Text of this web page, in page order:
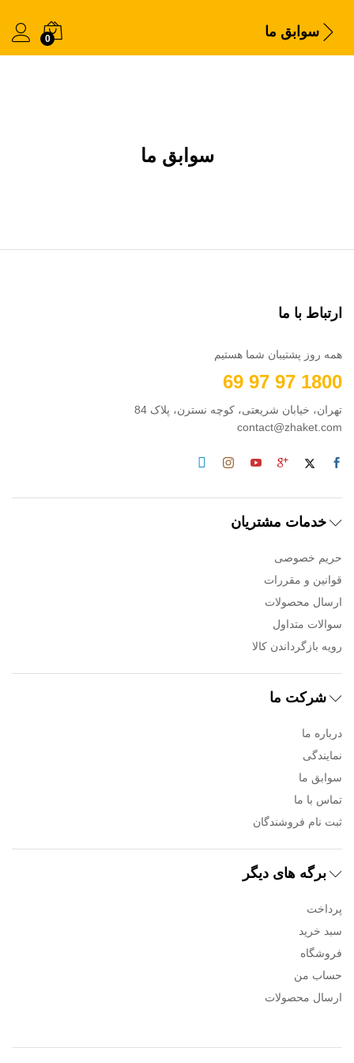
سوابق ما 0
سوابق ما
ارتباط با ما
همه روز پشتیبان شما هستیم
1800 97 97 69
تهران، خیابان شریعتی، کوچه نسترن، پلاک 84
contact@zhaket.com
خدمات مشتریان
حریم خصوصی
قوانین و مقررات
ارسال محصولات
سوالات متداول
رویه بازگرداندن کالا
شرکت ما
درباره ما
نمایندگی
سوابق ما
تماس با ما
ثبت نام فروشندگان
برگه های دیگر
پرداخت
سبد خرید
فروشگاه
حساب من
ارسال محصولات